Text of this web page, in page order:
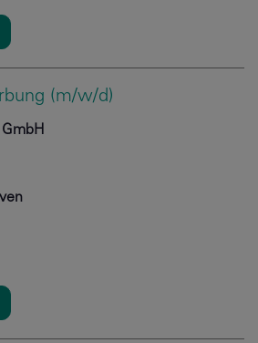
(m/w/d)